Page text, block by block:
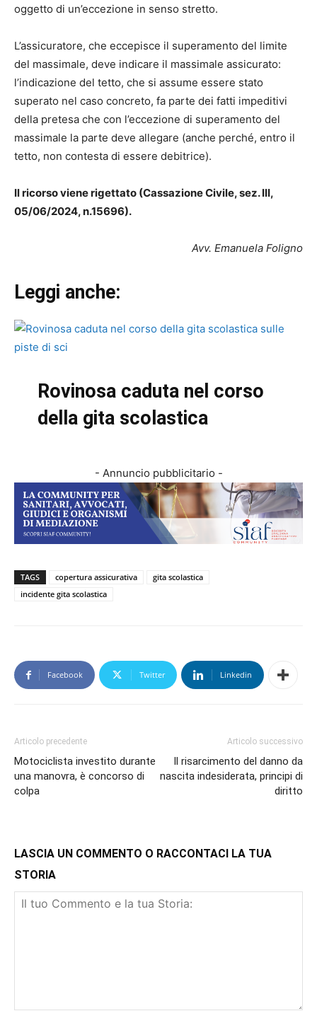
oggetto di un’eccezione in senso stretto.
L’assicuratore, che eccepisce il superamento del limite
del massimale, deve indicare il massimale assicurato:
l’indicazione del tetto, che si assume essere stato
superato nel caso concreto, fa parte dei fatti impeditivi
della pretesa che con l’eccezione di superamento del
massimale la parte deve allegare (anche perché, entro il
tetto, non contesta di essere debitrice).
Il ricorso viene rigettato (Cassazione Civile, sez. III,
05/06/2024, n.15696).
Avv. Emanuela Foligno
Leggi anche:
Rovinosa caduta nel corso
della gita scolastica
- Annuncio pubblicitario -
TAGS copertura assicurativa
gita scolastica
incidente gita scolastica
Facebook Twitter Linkedin
Articolo precedente
Motociclista investito durante
una manovra, è concorso di
colpa
Articolo successivo
Il risarcimento del danno da
nascita indesiderata, principi di
diritto
LASCIA UN COMMENTO O RACCONTACI LA TUA
STORIA